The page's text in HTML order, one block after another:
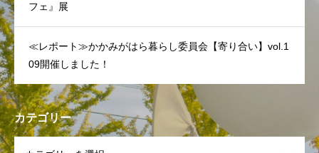
フェ』展
≪レポート≫かかみがはら暮らし委員会【寄り合い】vol.1
09開催しました！
カテゴリー